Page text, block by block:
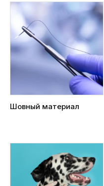
Шовный материал